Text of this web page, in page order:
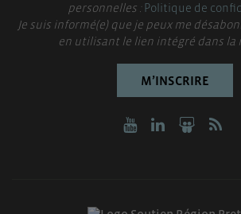
personnelles :Politique de
Je suis informé(e) que je peux me
en utilisant le lien intégré dans la
M’INSCRIRE